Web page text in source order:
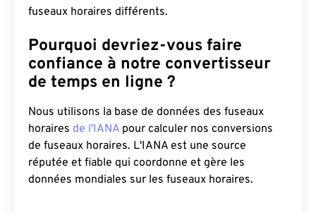
fuseaux horaires différents.
Pourquoi devriez-vous faire
confiance à notre convertisseur
de temps en ligne ?
Nous utilisons la base de données des fuseaux
horaires de l'IANA pour calculer nos conversions
de fuseaux horaires. L'IANA est une source
réputée et fiable qui coordonne et gère les
données mondiales sur les fuseaux horaires.